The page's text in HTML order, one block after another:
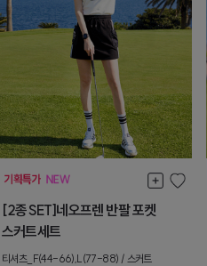
[2종SET]네오프렌 반팔 포켓
스커트세트
티셔츠_F(44-66),L(77-88) / 스커트